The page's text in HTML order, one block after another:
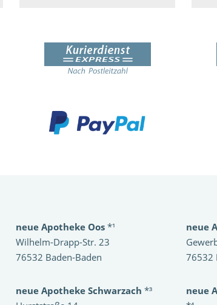
neue Apotheke Oos*¹
Wilhelm-Drapp-Str. 23
76532 Baden-Baden
neue
76532
neue Apotheke Schwarzach *³
neue